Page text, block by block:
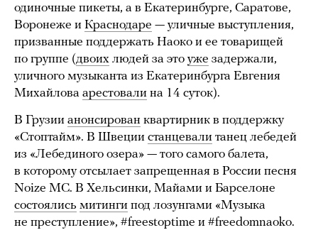
одиночные пикеты, а в Екатеринбурге, Саратове,
Воронеже и Краснодаре — уличные выступления,
призванные поддержать Наоко и ее товарищей
по группе (двоих людей за это уже задержали,
уличного музыканта из Екатеринбурга Евгения
Михайлова арестовали на 14 суток).
В Грузии анонсирован квартирник в поддержку
«Стоптайм». В Швеции станцевали танец лебедей
из «Лебединого озера» — того самого балета,
в которому отсылает запрещенная в России песня
Noize MC. В Хельсинки, Майами и Барселоне
состоялись митинги под лозунгами «Музыка
не преступление», #freestoptime и #freedomnaoko.